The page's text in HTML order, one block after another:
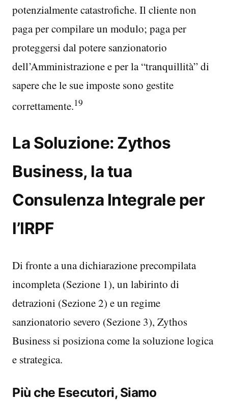
potenzialmente catastrofiche. Il cliente non
paga per compilare un modulo; paga per
proteggersi dal potere sanzionatorio
dell’Amministrazione e per la “tranquillità” di
sapere che le sue imposte sono gestite
correttamente.19
La Soluzione: Zythos
Business, la tua
Consulenza Integrale per
l’IRPF
Di fronte a una dichiarazione precompilata
incompleta (Sezione 1), un labirinto di
detrazioni (Sezione 2) e un regime
sanzionatorio severo (Sezione 3), Zythos
Business si posiziona come la soluzione logica
e strategica.
Più che Esecutori, Siamo